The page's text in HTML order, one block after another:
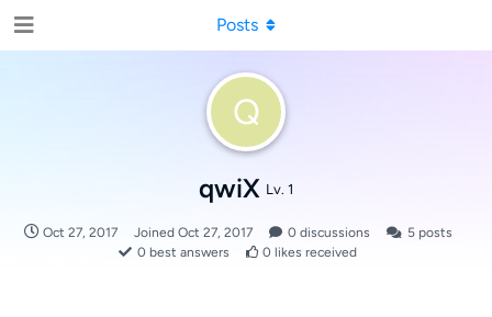
Q
qwiX Lv. 1
Oct 27, 2017 Joined Oct 27, 2017 0 discussions 5posts
0 best answers 0 likes received
Posts